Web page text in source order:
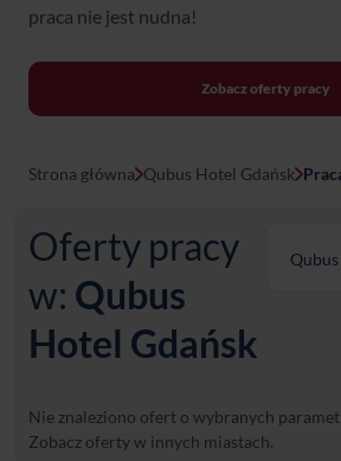
praca nie jest nudna!
Zobacz oferty pracy
Strona główna Qubus Hotel Gdańsk
Oferty pracy
w: Qubus
Hotel Gdańsk
Hotel
Nie znaleziono ofert o wybranych
Zobacz oferty w innych miastach.